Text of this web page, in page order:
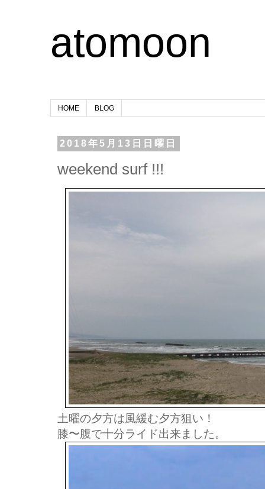
atomoon
HOME BLOG
2018年5月13日日曜日
weekend surf !!!
土曜の夕方は風緩む夕方狙い！
膝〜腹で十分ライド出来ました。